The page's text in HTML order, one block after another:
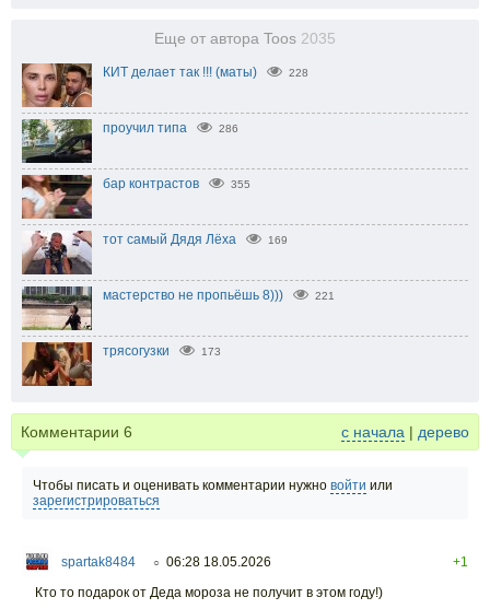
Еще от автора Toos 2035
КИТ делает так !!! (маты) 228
проучил типа 286
бар контрастов 355
тот самый Дядя Лёха 169
мастерство не пропьёшь 8))) 221
трясогузки 173
Комментарии 6 с начала | дерево
Чтобы писать и оценивать комментарии нужно войти или
зарегистрироваться
spartak8484 ○ 06:28 18.05.2026
+1
Кто то подарок от Деда мороза не получит в этом году!)